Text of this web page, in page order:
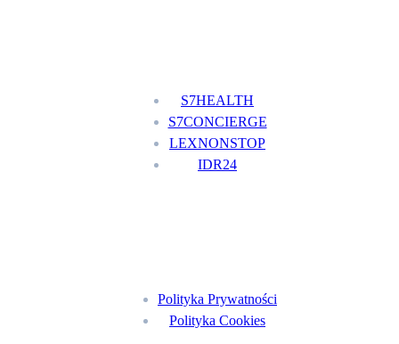
S7HEALTH
S7CONCIERGE
LEXNONSTOP
IDR24
Polityka Prywatności
Polityka Cookies